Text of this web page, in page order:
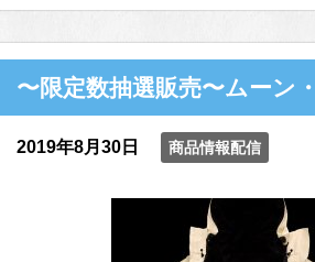
〜限定数抽選販売〜ムーン
2019年8月30日 商品情報配信